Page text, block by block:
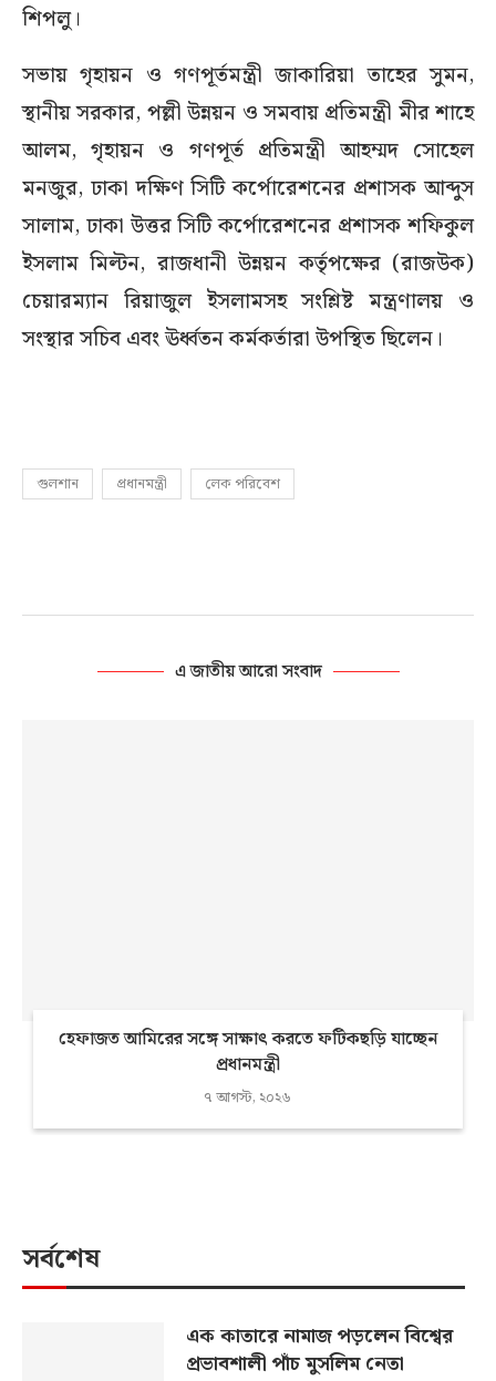
শিপলু।
সভায় গৃহায়ন ও গণপূর্তমন্ত্রী জাকারিয়া তাহের সুমন,
স্থানীয় সরকার, পল্লী উন্নয়ন ও সমবায় প্রতিমন্ত্রী মীর শাহে
আলম, গৃহায়ন ও গণপূর্ত প্রতিমন্ত্রী আহম্মদ সোহেল
মনজুর, ঢাকা দক্ষিণ সিটি কর্পোরেশনের প্রশাসক আব্দুস
সালাম, ঢাকা উত্তর সিটি কর্পোরেশনের প্রশাসক শফিকুল
ইসলাম মিল্টন, রাজধানী উন্নয়ন কর্তৃপক্ষের (রাজউক)
চেয়ারম্যান রিয়াজুল ইসলামসহ সংশ্লিষ্ট মন্ত্রণালয় ও
সংস্থার সচিব এবং ঊর্ধ্বতন কর্মকর্তারা উপস্থিত ছিলেন।
গুলশান প্রধানমন্ত্রী লেক পরিবেশ
এ জাতীয় আরো সংবাদ
হেফাজত আমিরের সঙ্গে সাক্ষাৎ করতে ফটিকছড়ি যাচ্ছেন
প্রধানমন্ত্রী
৭ আগস্ট, ২০২৬
সর্বশেষ
এক কাতারে নামাজ পড়লেন বিশ্বের
প্রভাবশালী পাঁচ মুসলিম নেতা